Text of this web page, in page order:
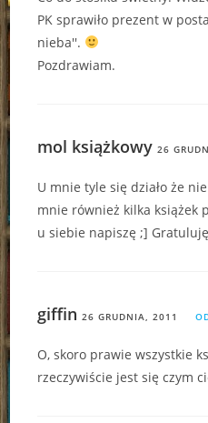
PK sprawiło prezent w
nieba''.
Pozdrawiam.
mol książkowy 26
U mnie tyle się działo że
mnie również kilka książek
u siebie napiszę ;]
giffin 26 GRUDNIA, 2011
O, skoro prawie wszystkie
rzeczywiście jest się czym